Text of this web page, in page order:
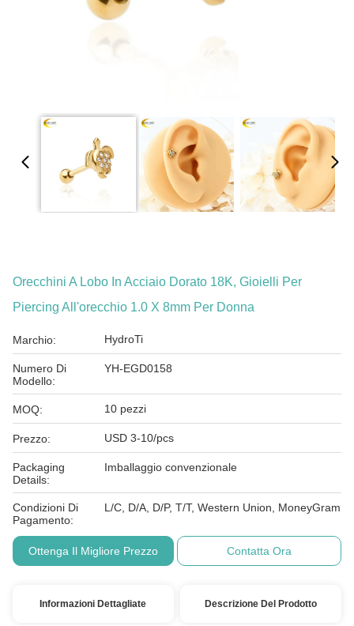
Orecchini A Lobo In Acciaio Dorato 18K, Gioielli Per
Piercing All'orecchio 1.0 X 8mm Per Donna
Marchio: HydroTi
Numero Di
Modello:
YH-EGD0158
MOQ: 10 pezzi
Prezzo: USD 3-10/pcs
Packaging
Details:
Imballaggio convenzionale
Condizioni Di
Pagamento:
L/C, D/A, D/P, T/T, Western Union, MoneyGram
Ottenga Il Migliore Prezzo Contatta Ora
Informazioni Dettagliate Descrizione Del Prodotto